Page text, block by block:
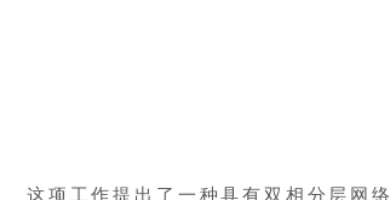
这项工作提出了一种具有双相分层网